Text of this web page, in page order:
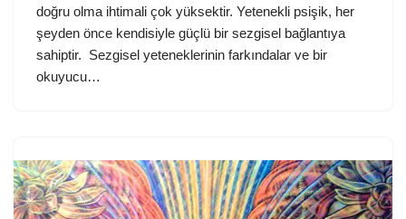
doğru olma ihtimali çok yüksektir. Yetenekli psişik, her
şeyden önce kendisiyle güçlü bir sezgisel bağlantıya
sahiptir. Sezgisel yeteneklerinin farkındalar ve bir
okuyucu…